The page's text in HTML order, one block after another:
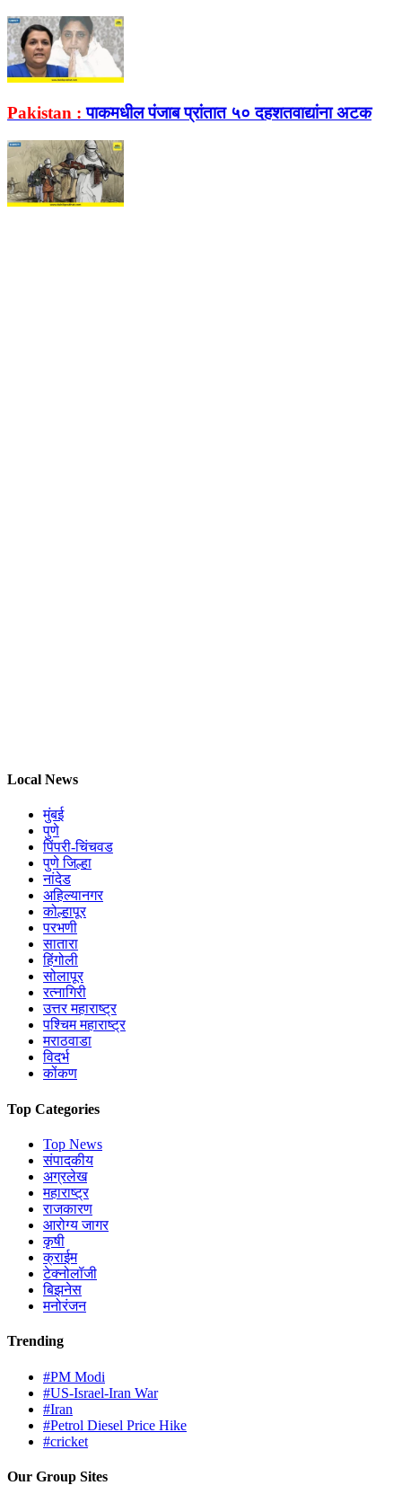
Pakistan : पाकमधील पंजाब प्रांतात ५० दहशतवाद्यांना अटक
Local News
मुंबई
पुणे
पिंपरी-चिंचवड
पुणे जिल्हा
नांदेड
अहिल्यानगर
कोल्हापूर
परभणी
सातारा
हिंगोली
सोलापूर
रत्नागिरी
उत्तर महाराष्ट्र
पश्चिम महाराष्ट्र
मराठवाडा
विदर्भ
कोंकण
Top Categories
Top News
संपादकीय
अग्रलेख
महाराष्ट्र
राजकारण
आरोग्य जागर
कृषी
क्राईम
टेक्नोलॉजी
बिझनेस
मनोरंजन
Trending
#PM Modi
#US-Israel-Iran War
#Iran
#Petrol Diesel Price Hike
#cricket
Our Group Sites